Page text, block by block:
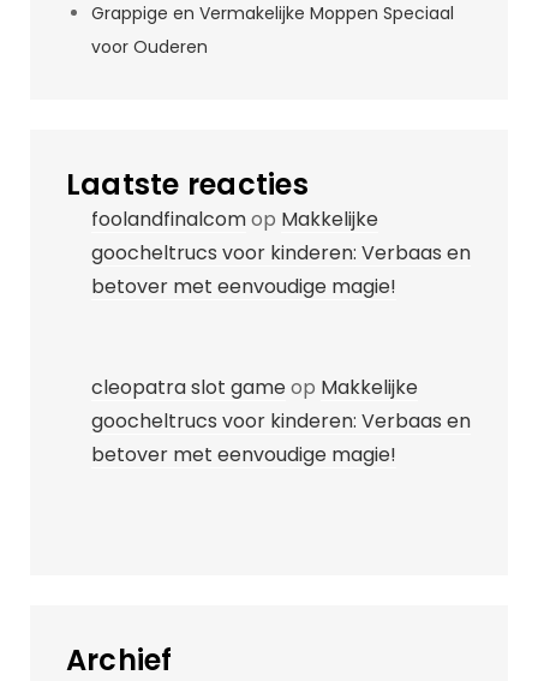
Grappige en Vermakelijke Moppen Speciaal
voor Ouderen
Laatste reacties
foolandfinalcomop Makkelijke
goocheltrucs voor kinderen: Verbaas en
betover met eenvoudige magie!
cleopatra slot gameop Makkelijke
goocheltrucs voor kinderen: Verbaas en
betover met eenvoudige magie!
Archief